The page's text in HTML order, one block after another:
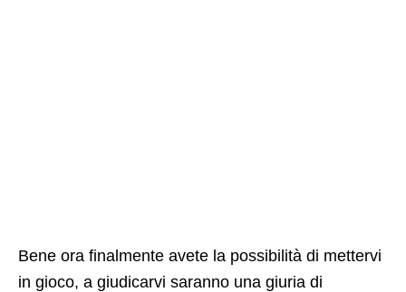
Bene ora finalmente avete la possibilità di mettervi
in gioco, a giudicarvi saranno una giuria di